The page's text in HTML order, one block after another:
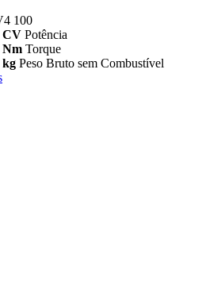
100
CV Potência
Nm Torque
kg Peso Bruto sem Combustível